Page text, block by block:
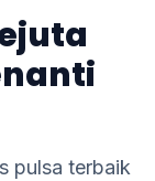
pulsa terbaik